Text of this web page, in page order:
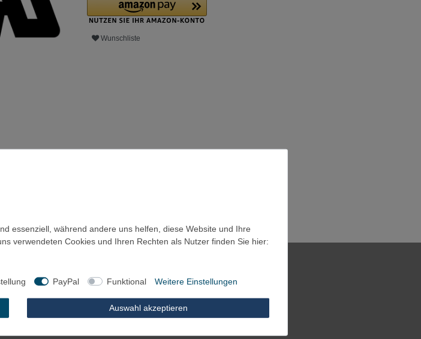
Wunschliste
essenziell, während andere uns helfen, diese Website und Ihre
verwendeten Cookies und Ihren Rechten als Nutzer finden Sie hier:
PayPal Funktional Weitere Einstellungen
Auswahl akzeptieren